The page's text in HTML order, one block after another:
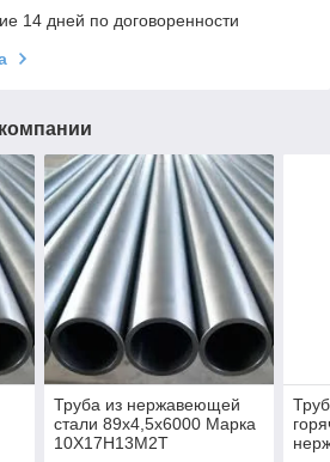
14 дней по договоренности
Труба из нержавеющей
стали 89х4,5х6000 Марка
10Х17Н13М2Т